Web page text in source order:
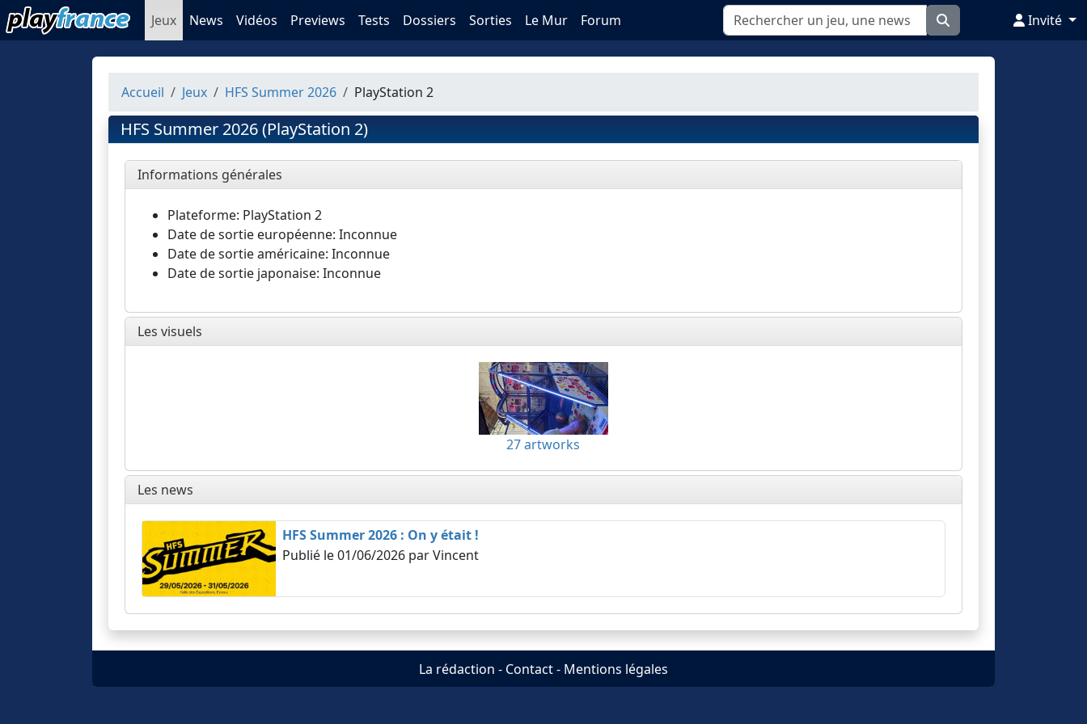
Jeux News Vidéos Previews Tests Dossiers Sorties Le Mur Forum Invité
Accueil Jeux HFS Summer 2026 PlayStation 2
HFS Summer 2026 (PlayStation 2)
Informations générales
Plateforme: PlayStation 2
Date de sortie européenne: Inconnue
Date de sortie américaine: Inconnue
Date de sortie japonaise: Inconnue
Les visuels
27 artworks
Les news
HFS Summer 2026 : On y était !
Publié le01/06/2026 par Vincent
La rédaction - Contact- Mentions légales